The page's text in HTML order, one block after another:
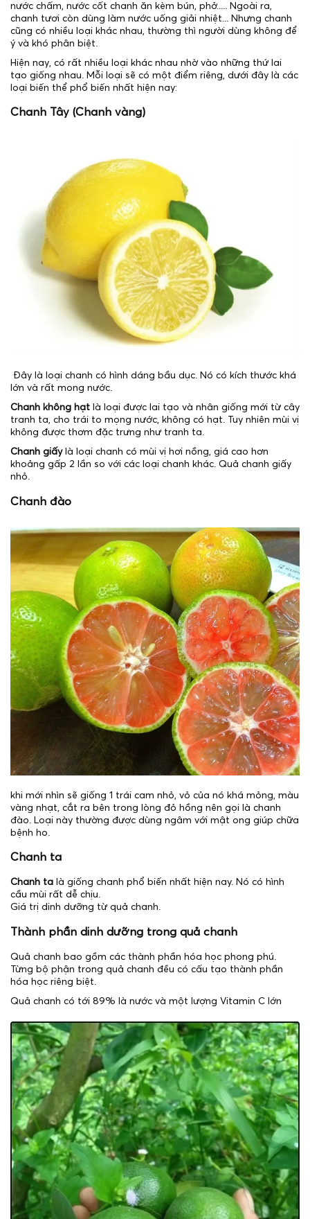
nước chấm, nước cốt chanh ăn kèm bún, phở..... Ngoài ra,
chanh tươi còn dùng làm nước uống giải nhiệt... Nhưng chanh
cũng có nhiều loại khác nhau, thường thì người dùng không để
ý và khó phân biệt.
Hiện nay, có rất nhiều loại khác nhau nhờ vào những thứ lai
tạo giống nhau. Mỗi loại sẽ có một điểm riêng, dưới đây là các
loại biến thể phổ biến nhất hiện nay:
Chanh Tây (Chanh vàng)
Đây là loại chanh có hình dáng bầu dục. Nó có kích thước khá
lớn và rất mong nước.
Chanh không hạt là loại được lai tạo và nhân giống mới từ cây
tranh ta, cho trái to mọng nước, không có hạt. Tuy nhiên mùi vị
không được thơm đặc trưng như tranh ta.
Chanh giấylà loại chanh có mùi vị hơi nồng, giá cao hơn
khoảng gấp 2 lần so với các loại chanh khác. Quả chanh giấy
nhỏ.
Chanh đào
khi mới nhìn sẽ giống 1 trái cam nhỏ, vỏ của nó khá mỏng, màu
vàng nhạt, cắt ra bên trong lòng đỏ hồng nên gọi là chanh
đào. Loại này thường được dùng ngâm với mật ong giúp chữa
bệnh ho.
Chanh ta
Chanh ta là giống chanh phổ biến nhất hiện nay. Nó có hình
cầu mùi rất dễ chịu.
Giá trị dinh dưỡng từ quả chanh.
Thành phần dinh dưỡng trong quả chanh
Quả chanh bao gồm các thành phần hóa học phong phú.
Từng bộ phận trong quả chanh đều có cấu tạo thành phần
hóa học riêng biệt.
Quả chanh có tới 89% là nước và một lượng Vitamin C lớn